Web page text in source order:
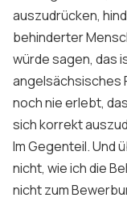
auszudrücken,
behinderter
würde sagen, das
angelsächsisches
noch nie erlebt,
sich korrekt
Im Gegenteil. Und
nicht, wie ich die
nicht zum